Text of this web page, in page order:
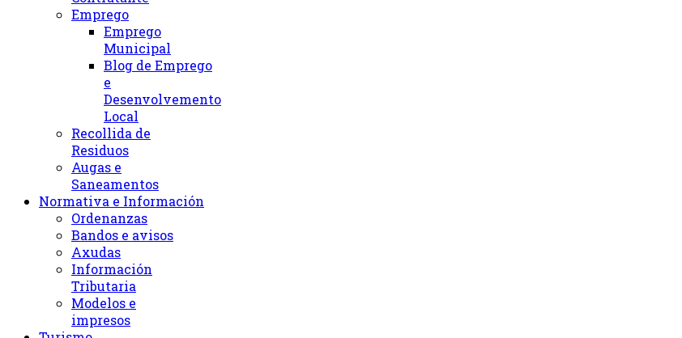
Emprego
Emprego
Municipal
Blog de Emprego
e
Desenvolvemento
Local
Recollida de
Residuos
Augas e
Saneamentos
Normativa e Información
Ordenanzas
Bandos e avisos
Axudas
Información
Tributaria
Modelos e
impresos